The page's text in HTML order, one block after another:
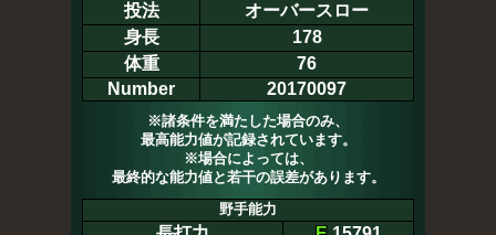
投法
オーバースロー
身長
178
体重
76
Number
20170097
※諸条件を満たした場合のみ、
最高能力値が記録されています。
※場合によっては、
最終的な能力値と若干の誤差があります。
野手能力